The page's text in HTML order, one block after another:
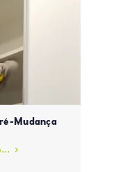
Mudança